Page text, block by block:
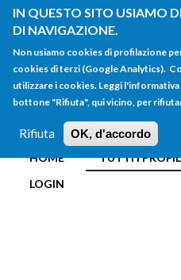
IN QUESTO SITO USIAMO
DI NAVIGAZIONE.
Non usiamo cookies di profilazione
cookies di terzi (Google Analytics).
utilizzare i cookies. Leggi
bottone "Rifiuta", qui vicino, per
Rifiuta OK, d'accordo
Salta al contenuto principale
FORM
DI
RICERCA
Main menu
HOME TUTTI I
LOGIN